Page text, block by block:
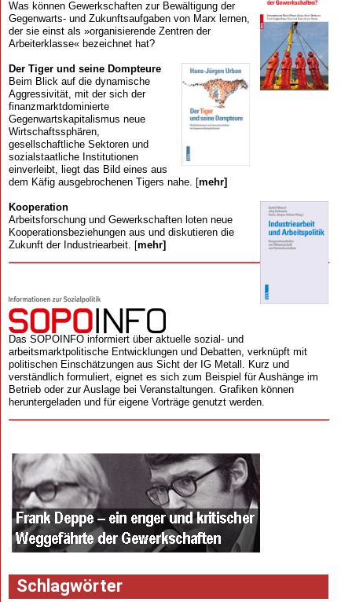
Was können Gewerkschaften zur Bewältigung der
Gegenwarts- und Zukunftsaufgaben von Marx lernen,
der sie einst als »organisierende Zentren der
Arbeiterklasse« bezeichnet hat?
Der Tiger und seine Dompteure
Beim Blick auf die dynamische
Aggressivität, mit der sich der
finanzmarkt­dominierte
Gegenwartskapitalismus neue
Wirtschaftssphären,
gesellschaftliche Sektoren und
sozialstaatliche Institutionen
einverleibt, liegt das Bild eines aus
dem Käfig ausgebrochenen Tigers nahe. [mehr]
Kooperation
Arbeits­forschung und Gewerk­schaften loten neue
Kooperations­beziehungen aus und diskutieren die
Zukunft der Industriearbeit. [mehr]
Das SOPOINFO informiert über aktuelle sozial- und
arbeitsmarktpolitische Entwicklungen und Debatten, verknüpft mit
politischen Einschätzungen aus Sicht der IG Metall. Kurz und
verständlich formuliert, eignet es sich zum Beispiel für Aushänge im
Betrieb oder zur Auslage bei Veranstaltungen. Grafiken können
heruntergeladen und für eigene Vorträge genutzt werden.
Schlagwörter